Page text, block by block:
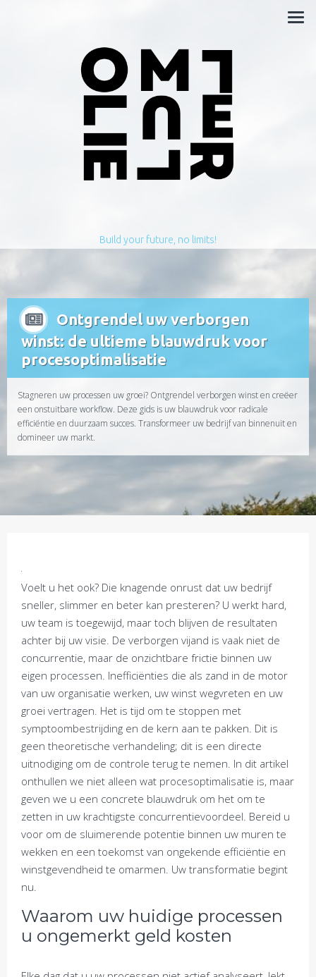
Build your future, no limits!
Ontgrendel uw verborgen
winst: de ultieme blauwdruk voor
procesoptimalisatie
Stagneren uw processen uw groei? Ontgrendel verborgen winst en creëer
een onstuitbare workflow. Deze gids is uw blauwdruk voor radicale
efficiëntie en duurzaam succes. Transformeer uw bedrijf van binnenuit en
domineer uw markt.
Voelt u het ook? Die knagende onrust dat uw bedrijf
sneller, slimmer en beter kan presteren? U werkt hard,
uw team is toegewijd, maar toch blijven de resultaten
achter bij uw visie. De verborgen vijand is vaak niet de
concurrentie, maar de onzichtbare frictie binnen uw
eigen processen. Inefficiënties die als zand in de motor
van uw organisatie werken, uw winst wegvreten en uw
groei vertragen. Het is tijd om te stoppen met
symptoombestrijding en de kern aan te pakken. Dit is
geen theoretische verhandeling; dit is een directe
uitnodiging om de controle terug te nemen. In dit artikel
onthullen we niet alleen wat procesoptimalisatie is, maar
geven we u een concrete blauwdruk om het om te
zetten in uw krachtigste concurrentievoordeel. Bereid u
voor om de sluimerende potentie binnen uw muren te
wekken en een toekomst van ongekende efficiëntie en
winstgevendheid te omarmen. Uw transformatie begint
nu.
Waarom uw huidige processen
u ongemerkt geld kosten